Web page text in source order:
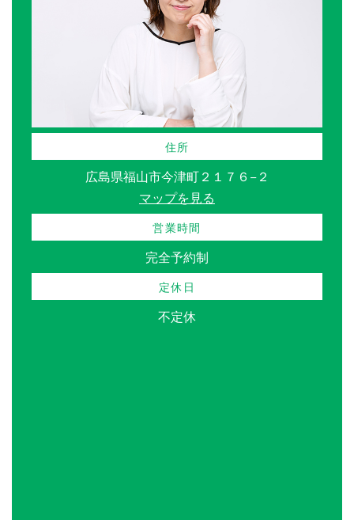
住所
広島県福山市今津町２１７６−２
マップを見る
営業時間
完全予約制
定休日
不定休